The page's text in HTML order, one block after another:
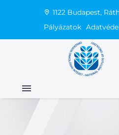
1122 Budapest,
Pályázatok